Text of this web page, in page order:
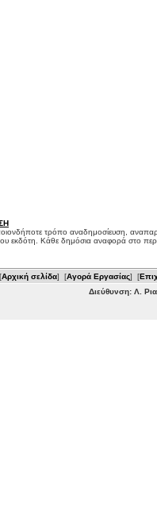
τρόπο αναδημοσίευση,
εκδότη. Κάθε δημόσια αναφορά στο
[Αρχική σελίδα] [Αγορά Εργασίας] [
Διεύθυνση: Λ.